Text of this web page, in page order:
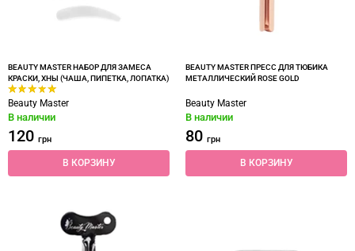
BEAUTY MASTER НАБОР ДЛЯ ЗАМЕСА
КРАСКИ, ХНЫ (ЧАША, ПИПЕТКА, ЛОПАТКА)
Beauty Master
В наличии
120 грн
В КОРЗИНУ
BEAUTY MASTER ПРЕСС ДЛЯ ТЮБИКА
МЕТАЛЛИЧЕСКИЙ ROSE GOLD
Beauty Master
В наличии
80 грн
В КОРЗИНУ